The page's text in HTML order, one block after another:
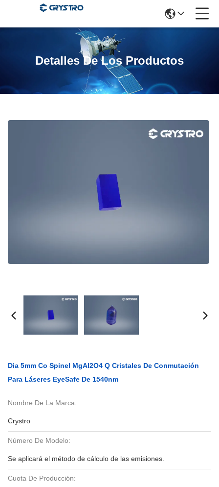
Detalles De Los Productos
Dia 5mm Co Spinel MgAl2O4 Q Cristales De Conmutación
Para Láseres EyeSafe De 1540nm
Nombre De La Marca:
Crystro
Número De Modelo:
Se aplicará el método de cálculo de las emisiones.
Cuota De Producción: